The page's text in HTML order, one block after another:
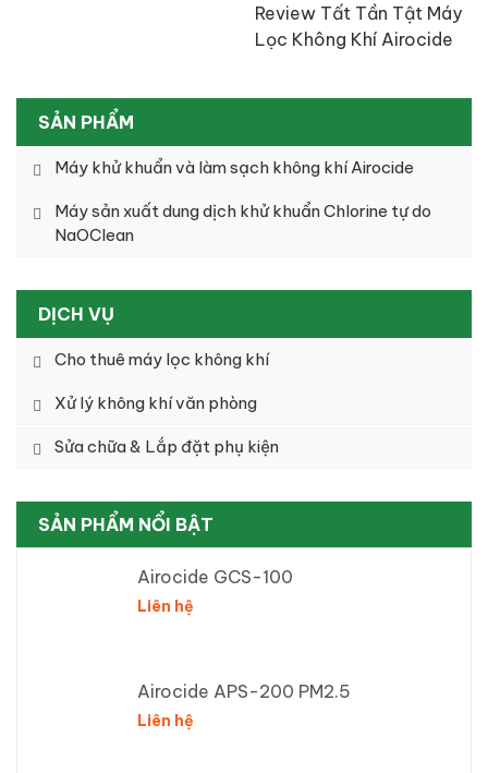
Review Tất Tần Tật Máy
Lọc Không Khí Airocide
SẢN PHẨM
Máy khử khuẩn và làm sạch không khí Airocide
Máy sản xuất dung dịch khử khuẩn Chlorine tự do
NaOClean
DỊCH VỤ
Cho thuê máy lọc không khí
Xử lý không khí văn phòng
Sửa chữa & Lắp đặt phụ kiện
SẢN PHẨM NỔI BẬT
Airocide GCS-100
Liên hệ
Airocide APS-200 PM2.5
Liên hệ